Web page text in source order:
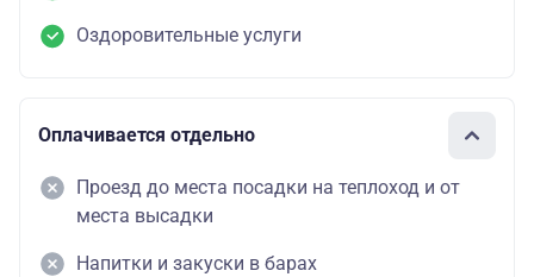
Оздоровительные услуги
Оплачивается отдельно
Проезд до места посадки на теплоход и от
места высадки
Напитки и закуски в барах